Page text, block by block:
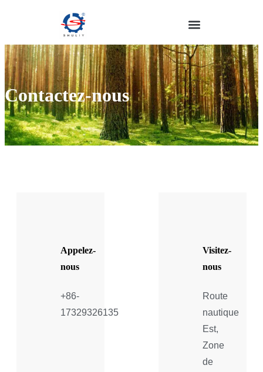
Contactez-nous
Appelez-
nous
+86-
17329326135
Visitez-
nous
Route
nautique
Est,
Zone
de